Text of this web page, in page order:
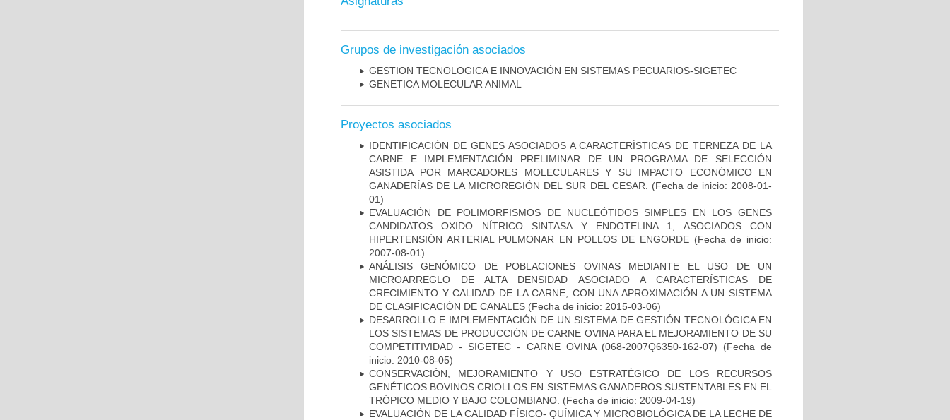
Grupos de investigación asociados
GESTION TECNOLOGICA E INNOVACIÓN EN SISTEMAS PECUARIOS-SIGETEC
GENETICA MOLECULAR ANIMAL
Proyectos asociados
IDENTIFICACIÓN DE GENES ASOCIADOS A CARACTERÍSTICAS DE TERNEZA DE LA
CARNE E IMPLEMENTACIÓN PRELIMINAR DE UN PROGRAMA DE SELECCIÓN
ASISTIDA POR MARCADORES MOLECULARES Y SU IMPACTO ECONÓMICO EN
GANADERÍAS DE LA MICROREGIÓN DEL SUR DEL CESAR.
(Fecha de inicio: 2008-01-
01)
EVALUACIÓN DE POLIMORFISMOS DE NUCLEÓTIDOS SIMPLES EN LOS GENES
CANDIDATOS OXIDO NÍTRICO SINTASA Y ENDOTELINA 1, ASOCIADOS CON
HIPERTENSIÓN ARTERIAL PULMONAR EN POLLOS DE ENGORDE (Fecha de inicio:
2007-08-01)
ANÁLISIS GENÓMICO DE POBLACIONES OVINAS MEDIANTE EL USO DE UN
MICROARREGLO DE ALTA DENSIDAD ASOCIADO A CARACTERÍSTICAS DE
CRECIMIENTO Y CALIDAD DE LA CARNE, CON UNA APROXIMACIÓN A UN SISTEMA
DE CLASIFICACIÓN DE CANALES (Fecha de inicio: 2015-03-06)
DESARROLLO E IMPLEMENTACIÓN DE UN SISTEMA DE GESTIÓN TECNOLÓGICA EN
LOS SISTEMAS DE PRODUCCIÓN DE CARNE OVINA PARA EL MEJORAMIENTO DE SU
COMPETITIVIDAD - SIGETEC - CARNE OVINA (068-2007Q6350-162-07) (Fecha de
inicio: 2010-08-05)
CONSERVACIÓN, MEJORAMIENTO Y USO ESTRATÉGICO DE LOS RECURSOS
GENÉTICOS BOVINOS CRIOLLOS EN SISTEMAS GANADEROS SUSTENTABLES EN EL
TRÓPICO MEDIO Y BAJO COLOMBIANO. (Fecha de inicio: 2009-04-19)
EVALUACIÓN DE LA CALIDAD FÍSICO- QUÍMICA Y MICROBIOLÓGICA DE LA LECHE DE